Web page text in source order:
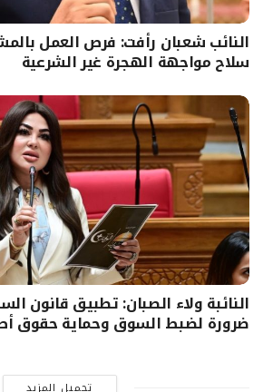
النائب شعبان رأفت: فرص العمل
سلاح مواجهة الهجرة غير الشرعية
النائبة ولاء الصبان: تطبيق قانون
ضرورة لضبط السوق وحماية حقوق
تحميل المزيد